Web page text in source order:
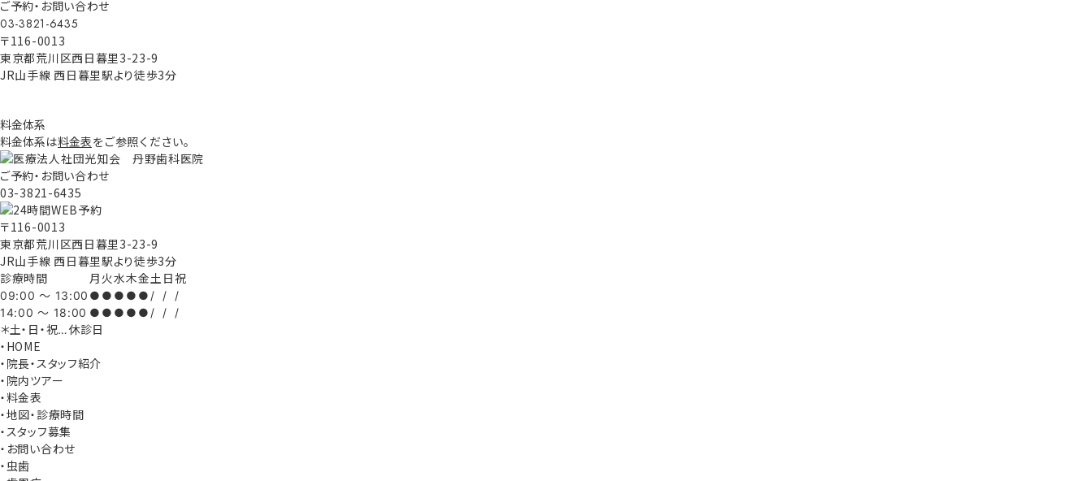
ご予約・お問い合わせ
03-3821-6435
〒116-0013
東京都荒川区西日暮里3-23-9
JR山手線 西日暮里駅より徒歩3分
料金体系
料金体系は料金表をご参照ください。
ご予約・お問い合わせ
03-3821-6435
〒116-0013
東京都荒川区西日暮里3-23-9
JR山手線 西日暮里駅より徒歩3分
診療時間 月 火水木金土 日祝
09:00 ～ 13:00 ● ● ● ● ● / /
/
14:00 ～ 18:00 ● ● ● ● ● / /
/
＊土・日・祝…休診日
・HOME
・院長・スタッフ紹介
・院内ツアー
・料金表
・地図・診療時間
・スタッフ募集
・お問い合わせ
・虫歯